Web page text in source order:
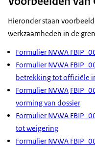
Hieronder staan
werkzaamheden in de
Formulier NVWA
Formulier NVWA
betrekking tot officiële
Formulier NVWA
vorming van dossier
Formulier NVWA
tot weigering
Formulier NVWA